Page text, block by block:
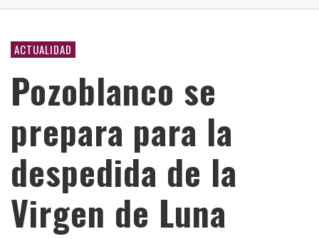
ACTUALIDAD
Pozoblanco se
prepara para la
despedida de la
Virgen de Luna